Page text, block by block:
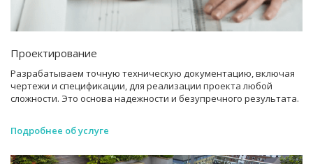
Проектирование
Разрабатываем точную техническую документацию, включая
чертежи и спецификации, для реализации проекта любой
сложности. Это основа надежности и безупречного результата.
Подробнее об услуге